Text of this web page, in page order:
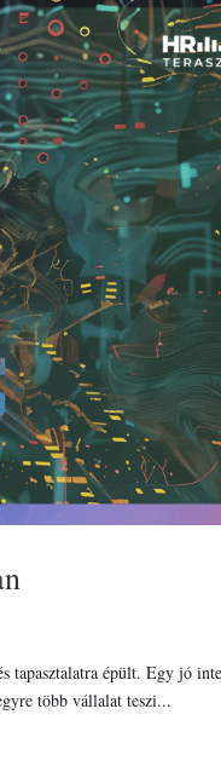
tapasztalatra épült. Egy jó
több vállalat teszi...